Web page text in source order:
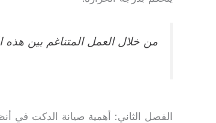
من خلال العمل المتناغم بين هذه
الفصل الثاني: أهمية صيانة الدكت في